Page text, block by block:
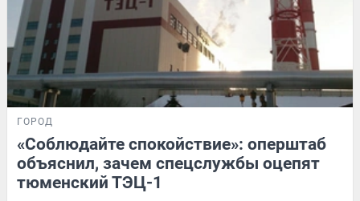
ГОРОД
«Соблюдайте спокойствие»: оперштаб
объяснил, зачем спецслужбы оцепят
тюменский ТЭЦ-1